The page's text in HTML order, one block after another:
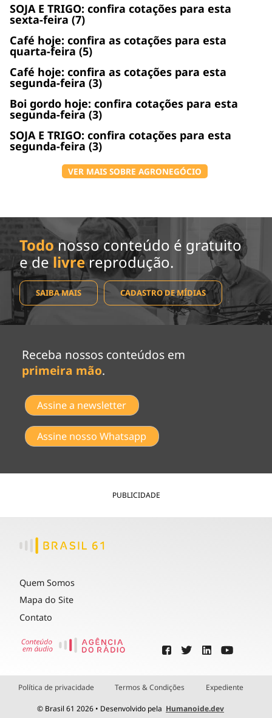
SOJA E TRIGO: confira cotações para esta
sexta-feira (7)
Café hoje: confira as cotações para esta
quarta-feira (5)
Café hoje: confira as cotações para esta
segunda-feira (3)
Boi gordo hoje: confira cotações para esta
segunda-feira (3)
SOJA E TRIGO: confira cotações para esta
segunda-feira (3)
VER MAIS SOBRE AGRONEGÓCIO
Todo nosso conteúdo é gratuito
e de livrereprodução.
SAIBA MAIS CADASTRO DE MÍDIAS
Receba nossos conteúdos em
primeira mão.
Assine a newsletter
Assine nosso Whatsapp
PUBLICIDADE
Quem Somos
Mapa do Site
Contato
Política de privacidade Termos & Condições Expediente
© Brasil 61 2026 • Desenvolvido pela Humanoide.dev